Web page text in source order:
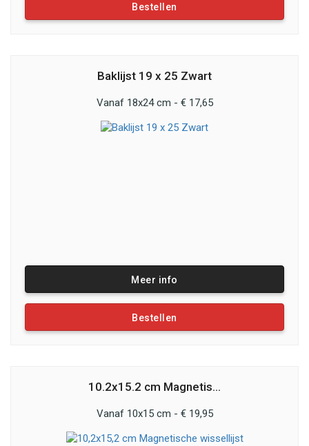
Bestellen
Baklijst 19 x 25 Zwart
Vanaf 18x24 cm - € 17,65
Meer info
Bestellen
10.2x15.2 cm Magnetis...
Vanaf 10x15 cm - € 19,95